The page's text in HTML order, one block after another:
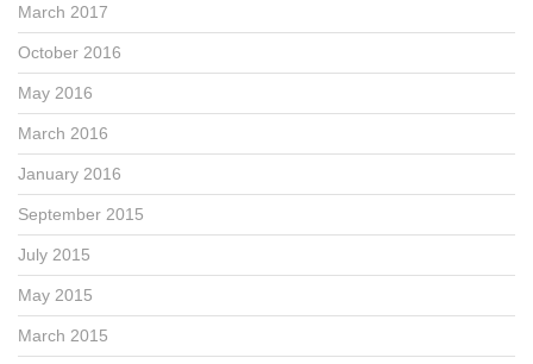
March 2017
October 2016
May 2016
March 2016
January 2016
September 2015
July 2015
May 2015
March 2015